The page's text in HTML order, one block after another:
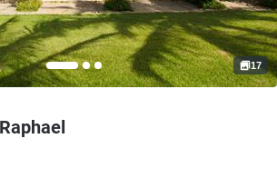
17